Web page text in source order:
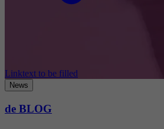
Linktext to be filled
News
de BLOG